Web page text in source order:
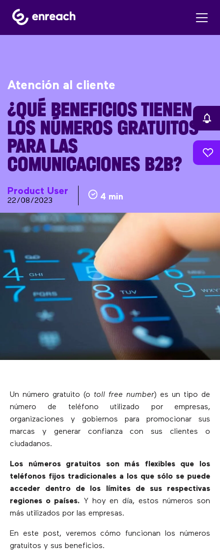
Atención al cliente
¿QUÉ BENEFICIOS TIENEN
LOS NÚMEROS GRATUITOS
PARA LAS
COMUNICACIONES B2B?
Product User
22/08/2023 4 min
Un número gratuito (o toll free number) es un tipo de
número de teléfono utilizado por empresas,
organizaciones y gobiernos para promocionar sus
marcas y generar confianza con sus clientes o
ciudadanos.
Los números gratuitos son más flexibles que los
teléfonos fijos tradicionales a los que sólo se puede
acceder dentro de los límites de sus respectivas
regiones o países. Y hoy en día, estos números son
más utilizados por las empresas.
En este post, veremos cómo funcionan los números
gratuitos y sus beneficios.